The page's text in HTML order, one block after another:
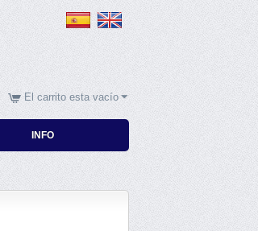
El carrito esta vacío
INFO